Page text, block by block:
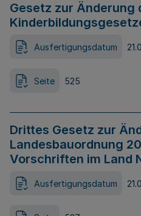
Gesetz zur Änderung
Ausfertigungsdatum
Seite 525
Drittes Gesetz zur
Landesbauordnung
Vorschriften im Land
Ausfertigungsdatum